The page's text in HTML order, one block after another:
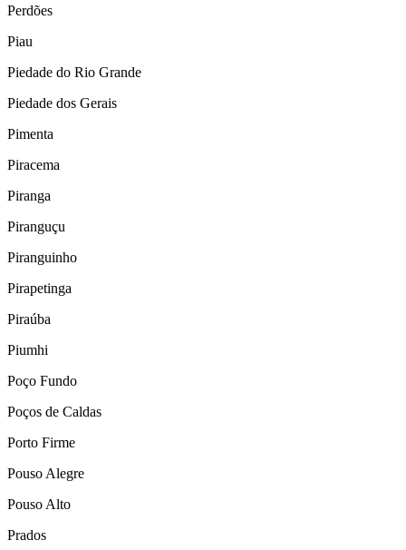
Perdões
Piau
Piedade do Rio Grande
Piedade dos Gerais
Pimenta
Piracema
Piranga
Piranguçu
Piranguinho
Pirapetinga
Piraúba
Piumhi
Poço Fundo
Poços de Caldas
Porto Firme
Pouso Alegre
Pouso Alto
Prados